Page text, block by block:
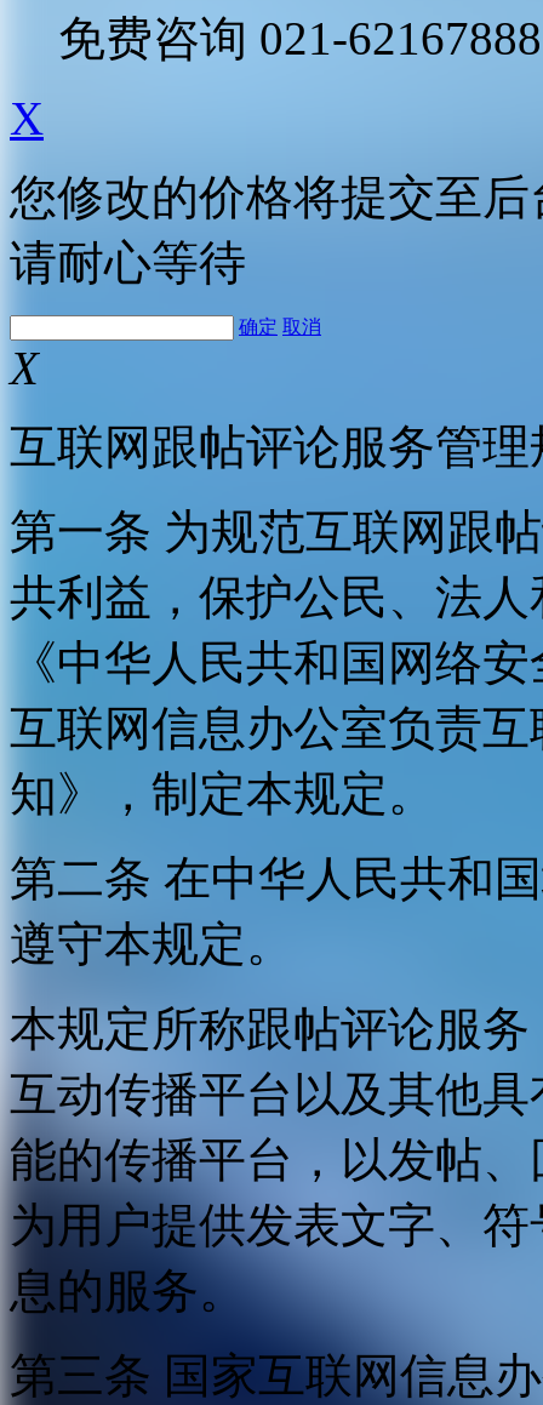
免费咨询 021-62167888
X
您修改的价格将提交至
请耐心等待
确定 取消
X
互联网跟帖评论服务管理
第一条 为规范互联网跟
共利益，保护公民、法
《中华人民共和国网络
互联网信息办公室负责
知》，制定本规定。
第二条 在中华人民共和
遵守本规定。
本规定所称跟帖评论服
互动传播平台以及其他
能的传播平台，以发帖
为用户提供发表文字、
息的服务。
第三条 国家互联网信息